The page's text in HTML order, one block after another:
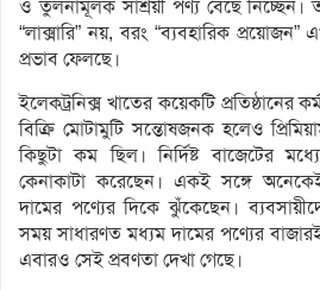
ও তুলনামূলক সাশ্রয়ী পণ্য বেছে নিচ্ছেন।
“লাক্সারি” নয়, বরং “ব্যবহারিক প্রয়োজন”
প্রভাব ফেলছে।
ইলেকট্রনিক্স খাতের কয়েকটি প্রতিষ্ঠানের
বিক্রি মোটামুটি সন্তোষজনক হলেও
কিছুটা কম ছিল। নির্দিষ্ট বাজেটের
কেনাকাটা করেছেন। একই সঙ্গে অনেকেই
দামের পণ্যের দিকে ঝুঁকেছেন।
সময় সাধারণত মধ্যম দামের পণ্যের
এবারও সেই প্রবণতা দেখা গেছে।